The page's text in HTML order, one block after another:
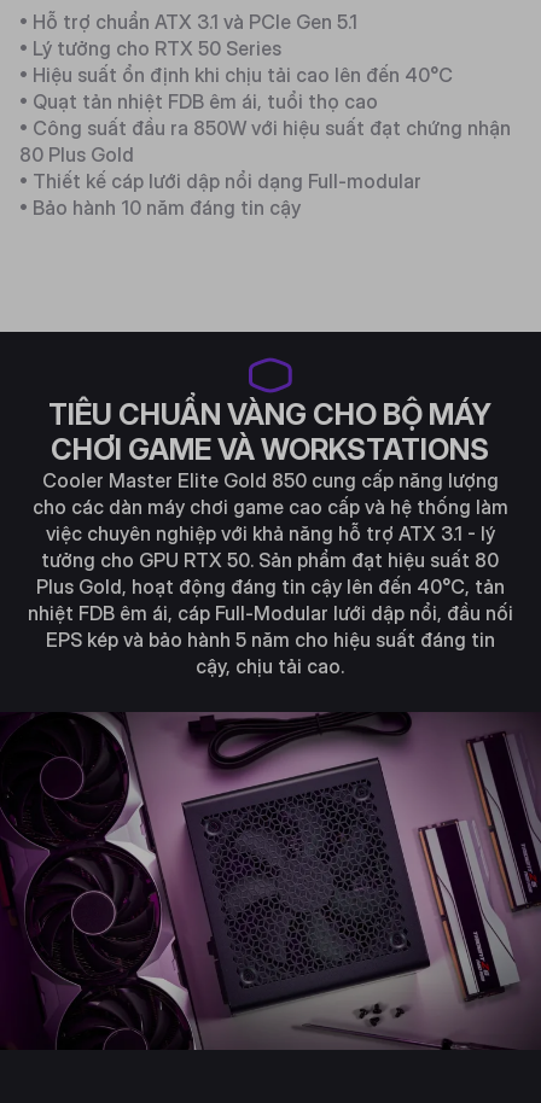
• Hỗ trợ chuẩn ATX 3.1 và PCIe Gen 5.1
• Lý tưởng cho RTX 50 Series
• Hiệu suất ổn định khi chịu tải cao lên đến 40°C
• Quạt tản nhiệt FDB êm ái, tuổi thọ cao
• Công suất đầu ra 850W với hiệu suất đạt chứng nhận
80 Plus Gold
• Thiết kế cáp lưới dập nổi dạng Full-modular
• Bảo hành 10 năm đáng tin cậy
TIÊU CHUẨN VÀNG CHO BỘ MÁY
CHƠI GAME VÀ WORKSTATIONS
Cooler Master Elite Gold 850 cung cấp năng lượng
cho các dàn máy chơi game cao cấp và hệ thống làm
việc chuyên nghiệp với khả năng hỗ trợ ATX 3.1 - lý
tưởng cho GPU RTX 50. Sản phẩm đạt hiệu suất 80
Plus Gold, hoạt động đáng tin cậy lên đến 40°C, tản
nhiệt FDB êm ái, cáp Full-Modular lưới dập nổi, đầu nối
EPS kép và bảo hành 5 năm cho hiệu suất đáng tin
cậy, chịu tải cao.